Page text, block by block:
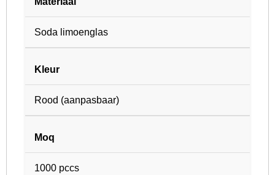
Soda limoenglas
Kleur
Rood (aanpasbaar)
Moq
1000 pccs